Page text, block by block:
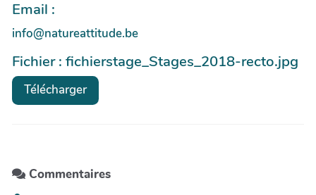
Email :
info@natureattitude.be
Fichier : fichierstage_Stages_2018-recto.jpg
Télécharger
Commentaires